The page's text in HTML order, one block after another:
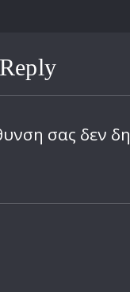
σας δεν